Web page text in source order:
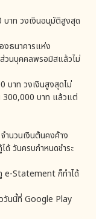
สัญญา)
12 บาท/ครั้ง
ม่จัดเก็บเงินค่า
)
ไม่มี
ด (เครดิตบูโร)
ารฟอกเงิน (ปปง.)
ข้อมูลส่วนบุคคล
แต่ละหน่วยงานรัฐตา
ๆ
ลูกค้า
ครลูกค้า
แก่ลูกค้า
รบัญชี (การทวงถาม
ละส่งเอกสาร (ใบ
วงถามหนี้ ฯลฯ) ไป
บาท วงเงินอนุมัติสูงสุด
งธนาคารแห่ง
วนบุคคลพรอมิสแล้วไม่
บาท วงเงินสูงสุดไม่
300,000 บาท แล้วแต่
ำนวนเงินต้นคงค้าง
ด้ วันครบกำหนดชำระ
e-Statement ก็ทำได้
วันนี้ที่ Google Play